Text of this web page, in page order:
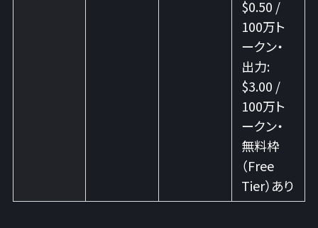
$0.50 /
100万ト
ークン・
出力:
$3.00 /
100万ト
ークン・
無料枠
（Free
Tier）あり